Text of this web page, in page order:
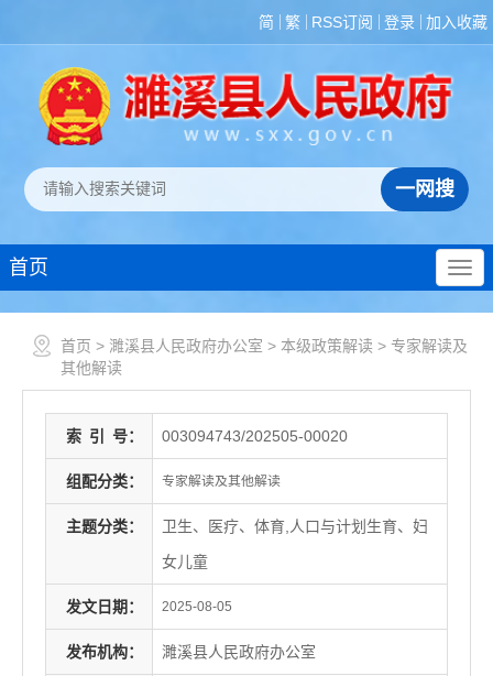
简 繁 RSS订阅 登录 加入收藏
首页
首页 > 濉溪县人民政府办公室 > 本级政策解读 > 专家解读及
其他解读
索 引 号： 003094743/202505-00020
组配分类： 专家解读及其他解读
主题分类：
卫生、医疗、体育,人口与计划生育、妇
女儿童
发文日期： 2025-08-05
发布机构： 濉溪县人民政府办公室